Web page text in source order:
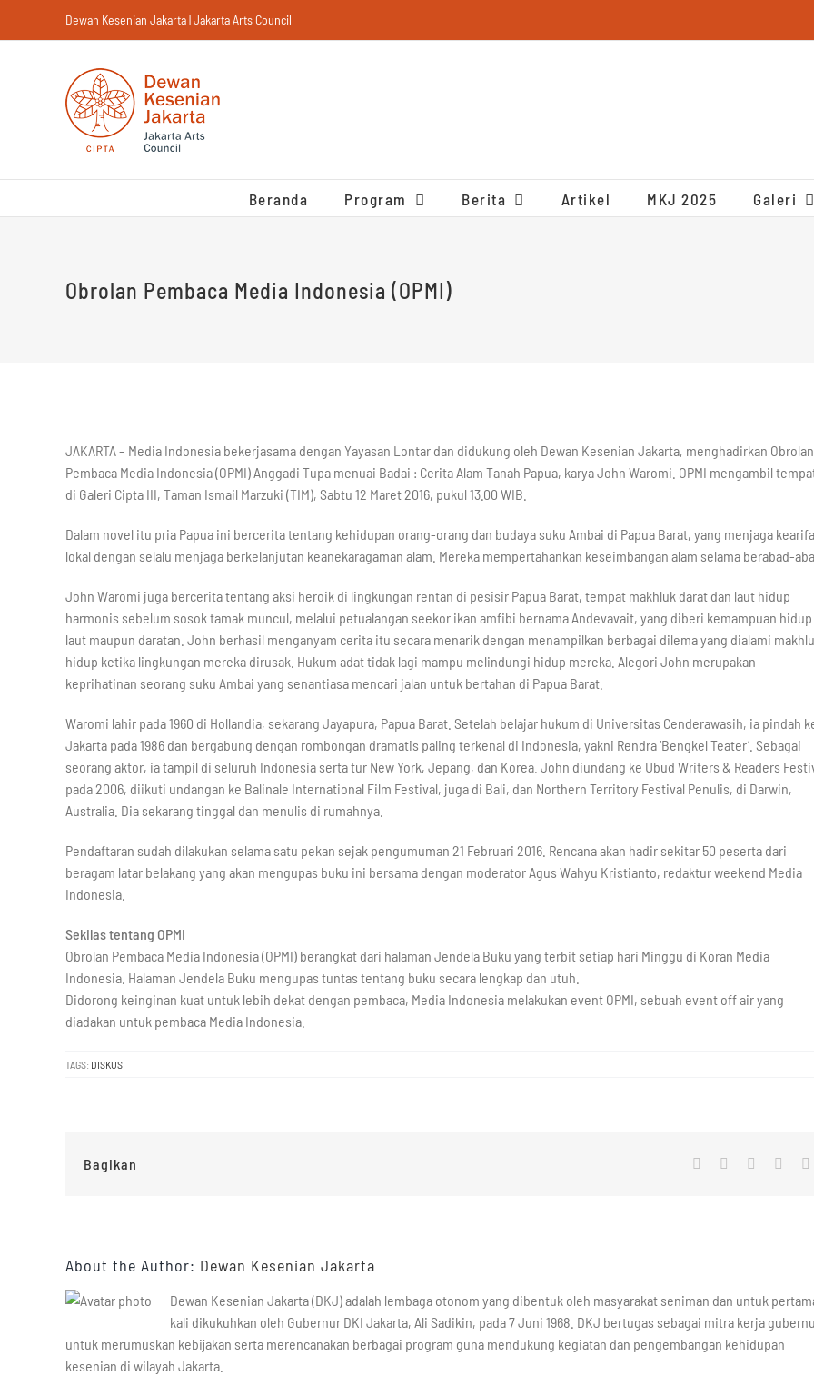
Dewan Kesenian Jakarta | Jakarta Arts Council
Beranda Program Berita Artikel MKJ 2025 Galeri
Obrolan Pembaca Media Indonesia (OPMI)
JAKARTA – Media Indonesia bekerjasama dengan Yayasan Lontar dan didukung oleh Dewan Kesenian Jakarta, menghadirkan Obrolan
Pembaca Media Indonesia (OPMI) Anggadi Tupa menuai Badai : Cerita Alam Tanah Papua, karya John Waromi. OPMI mengambil
di Galeri Cipta III, Taman Ismail Marzuki (TIM), Sabtu 12 Maret 2016, pukul 13.00 WIB.
Dalam novel itu pria Papua ini bercerita tentang kehidupan orang-orang dan budaya suku Ambai di Papua Barat, yang menjaga
lokal dengan selalu menjaga berkelanjutan keanekaragaman alam. Mereka mempertahankan keseimbangan alam selama berabad-
John Waromi juga bercerita tentang aksi heroik di lingkungan rentan di pesisir Papua Barat, tempat makhluk darat dan laut hidup
harmonis sebelum sosok tamak muncul, melalui petualangan seekor ikan amfibi bernama Andevavait, yang diberi kemampuan
laut maupun daratan. John berhasil menganyam cerita itu secara menarik dengan menampilkan berbagai dilema yang dialami
hidup ketika lingkungan mereka dirusak. Hukum adat tidak lagi mampu melindungi hidup mereka. Alegori John merupakan
keprihatinan seorang suku Ambai yang senantiasa mencari jalan untuk bertahan di Papua Barat.
Waromi lahir pada 1960 di Hollandia, sekarang Jayapura, Papua Barat. Setelah belajar hukum di Universitas Cenderawasih, ia pindah
Jakarta pada 1986 dan bergabung dengan rombongan dramatis paling terkenal di Indonesia, yakni Rendra ‘Bengkel Teater’. Sebagai
seorang aktor, ia tampil di seluruh Indonesia serta tur New York, Jepang, dan Korea. John diundang ke Ubud Writers & Readers
pada 2006, diikuti undangan ke Balinale International Film Festival, juga di Bali, dan Northern Territory Festival Penulis, di Darwin,
Australia. Dia sekarang tinggal dan menulis di rumahnya.
Pendaftaran sudah dilakukan selama satu pekan sejak pengumuman 21 Februari 2016. Rencana akan hadir sekitar 50 peserta dari
beragam latar belakang yang akan mengupas buku ini bersama dengan moderator Agus Wahyu Kristianto, redaktur weekend Media
Indonesia.
Sekilas tentang OPMI
Obrolan Pembaca Media Indonesia (OPMI) berangkat dari halaman Jendela Buku yang terbit setiap hari Minggu di Koran Media
Indonesia. Halaman Jendela Buku mengupas tuntas tentang buku secara lengkap dan utuh.
Didorong keinginan kuat untuk lebih dekat dengan pembaca, Media Indonesia melakukan event OPMI, sebuah event off air yang
diadakan untuk pembaca Media Indonesia.
TAGS: DISKUSI
Bagikan Facebook LinkedIn
About the Author: Dewan Kesenian Jakarta
Dewan Kesenian Jakarta (DKJ) adalah lembaga otonom yang dibentuk oleh masyarakat seniman dan untuk
kali dikukuhkan oleh Gubernur DKI Jakarta, Ali Sadikin, pada 7 Juni 1968. DKJ bertugas sebagai mitra kerja
untuk merumuskan kebijakan serta merencanakan berbagai program guna mendukung kegiatan dan pengembangan kehidupan
kesenian di wilayah Jakarta.